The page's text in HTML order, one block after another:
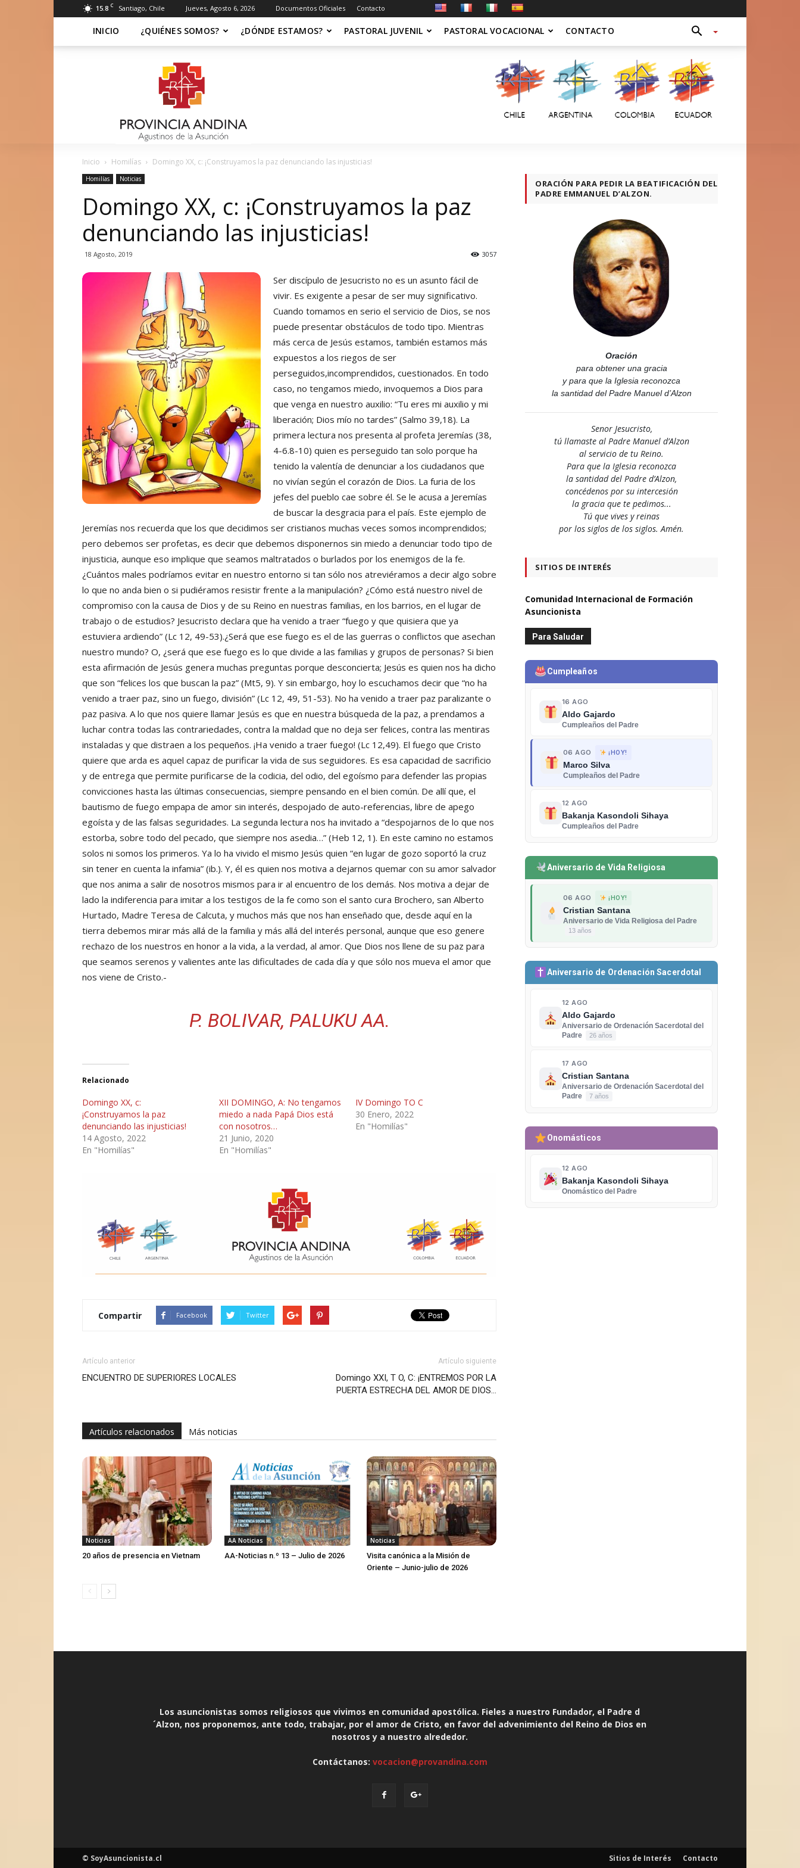
15.8 C Santiago, Chile Jueves, Agosto 6, 2026 Documentos Oficiales Contacto
INICIO ¿QUIÉNES SOMOS? ¿DÓNDE ESTAMOS? PASTORAL JUVENIL PASTORAL VOCACIONAL CONTACTO
Asuncionista
Inicio Homilías Domingo XX, c: ¡Construyamos la paz denunciando las injusticias!
Homilías Noticias
Domingo XX, c: ¡Construyamos la paz
denunciando las injusticias!
18 Agosto, 2019 3057
Ser discípulo de Jesucristo no es un asunto fácil de
vivir. Es exigente a pesar de ser muy significativo.
Cuando tomamos en serio el servicio de Dios, se nos
puede presentar obstáculos de todo tipo. Mientras
más cerca de Jesús estamos, también estamos más
expuestos a los riegos de ser
perseguidos,incomprendidos, cuestionados. En todo
caso, no tengamos miedo, invoquemos a Dios para
que venga en nuestro auxilio: “Tu eres mi auxilio y mi
liberación; Dios mío no tardes” (Salmo 39,18). La
primera lectura nos presenta al profeta Jeremías (38,
4-6.8-10) quien es perseguido tan solo porque ha
tenido la valentía de denunciar a los ciudadanos que
no vivían según el corazón de Dios. La furia de los
jefes del pueblo cae sobre él. Se le acusa a Jeremías
de buscar la desgracia para el país. Este ejemplo de
Jeremías nos recuerda que los que decidimos ser cristianos muchas veces somos incomprendidos;
pero debemos ser profetas, es decir que debemos disponernos sin miedo a denunciar todo tipo de
injusticia, aunque eso implique que seamos maltratados o burlados por los enemigos de la fe.
¿Cuántos males podríamos evitar en nuestro entorno si tan sólo nos atreviéramos a decir algo sobre
lo que no anda bien o si pudiéramos resistir frente a la manipulación? ¿Cómo está nuestro nivel de
compromiso con la causa de Dios y de su Reino en nuestras familias, en los barrios, en el lugar de
trabajo o de estudios? Jesucristo declara que ha venido a traer “fuego y que quisiera que ya
estuviera ardiendo” (Lc 12, 49-53).¿Será que ese fuego es el de las guerras o conflictos que asechan
nuestro mundo? O, ¿será que ese fuego es lo que divide a las familias y grupos de personas? Si bien
esta afirmación de Jesús genera muchas preguntas porque desconcierta; Jesús es quien nos ha dicho
que son “felices los que buscan la paz” (Mt5, 9). Y sin embargo, hoy lo escuchamos decir que “no ha
venido a traer paz, sino un fuego, división” (Lc 12, 49, 51-53). No ha venido a traer paz paralizante o
paz pasiva. A lo que nos quiere llamar Jesús es que en nuestra búsqueda de la paz, a prendamos a
luchar contra todas las contrariedades, contra la maldad que no deja ser felices, contra las mentiras
instaladas y que distraen a los pequeños. ¡Ha venido a traer fuego! (Lc 12,49). El fuego que Cristo
quiere que arda es aquel capaz de purificar la vida de sus seguidores. Es esa capacidad de sacrificio
y de entrega que permite purificarse de la codicia, del odio, del egoísmo para defender las propias
convicciones hasta las últimas consecuencias, siempre pensando en el bien común. De allí que, el
bautismo de fuego empapa de amor sin interés, despojado de auto-referencias, libre de apego
egoísta y de las falsas seguridades. La segunda lectura nos ha invitado a “despojarnos de lo que nos
estorba, sobre todo del pecado, que siempre nos asedia…” (Heb 12, 1). En este camino no estamos
solos ni somos los primeros. Ya lo ha vivido el mismo Jesús quien “en lugar de gozo soportó la cruz
sin tener en cuenta la infamia” (ib.). Y, él es quien nos motiva a dejarnos quemar con su amor salvador
que nos anima a salir de nosotros mismos para ir al encuentro de los demás. Nos motiva a dejar de
lado la indiferencia para imitar a los testigos de la fe como son el santo cura Brochero, san Alberto
Hurtado, Madre Teresa de Calcuta, y muchos más que nos han enseñado que, desde aquí en la
tierra debemos mirar más allá de la familia y más allá del interés personal, aunque que eso genere
rechazo de los nuestros en honor a la vida, a la verdad, al amor. Que Dios nos llene de su paz para
que seamos serenos y valientes ante las dificultades de cada día y que sólo nos mueva el amor que
nos viene de Cristo.-
P. BOLIVAR, PALUKU AA.
Relacionado
Domingo XX, c:
¡Construyamos la paz
denunciando las injusticias!
14 Agosto, 2022
En "Homilías"
XII DOMINGO, A: No tengamos
miedo a nada Papá Dios está
con nosotros…
21 Junio, 2020
En "Homilías"
IV Domingo TO C
30 Enero, 2022
En "Homilías"
Compartir Facebook Twitter
Artículo anterior
ENCUENTRO DE SUPERIORES LOCALES
Artículo siguiente
Domingo XXI, T O, C: ¡ENTREMOS POR LA
PUERTA ESTRECHA DEL AMOR DE DIOS…
Artículos relacionados Más noticias
Noticias
20 años de presencia en Vietnam
AA Noticias
AA-Noticias n.º 13 – Julio de 2026
Noticias
Visita canónica a la Misión de
Oriente – Junio-julio de 2026
ORACIÓN PARA PEDIR LA BEATIFICACIÓN DEL
PADRE EMMANUEL D’ALZON.
Oración
para obtener una gracia
y para que la Iglesia reconozca
la santidad del Padre Manuel d’Alzon
Senor Jesucristo,
tú llamaste al Padre Manuel d’Alzon
al servicio de tu Reino.
Para que la Iglesia reconozca
la santidad del Padre d’Alzon,
concédenos por su intercesión
la gracia que te pedimos...
Tú que vives y reinas
por los siglos de los siglos. Amén.
SITIOS DE INTERÉS
Comunidad Internacional de Formación
Asuncionista
Para Saludar
Cumpleaños
16 AGO
Aldo Gajardo
Cumpleaños del Padre
06 AGO ¡HOY!
Marco Silva
Cumpleaños del Padre
12 AGO
Bakanja Kasondoli Sihaya
Cumpleaños del Padre
Aniversario de Vida Religiosa
06 AGO ¡HOY!
Cristian Santana
Aniversario de Vida Religiosa del Padre
13 años
Aniversario de Ordenación Sacerdotal
12 AGO
Aldo Gajardo
Aniversario de Ordenación Sacerdotal del
Padre
26 años
17 AGO
Cristian Santana
Aniversario de Ordenación Sacerdotal del
Padre
7 años
Onomásticos
12 AGO
Bakanja Kasondoli Sihaya
Onomástico del Padre
Los asuncionistas somos religiosos que vivimos en comunidad apostólica. Fieles a nuestro Fundador, el Padre d
´Alzon, nos proponemos, ante todo, trabajar, por el amor de Cristo, en favor del advenimiento del Reino de Dios en
nosotros y a nuestro alrededor.
Contáctanos: vocacion@provandina.com
Sitios de Interés Contacto
© SoyAsuncionista.cl